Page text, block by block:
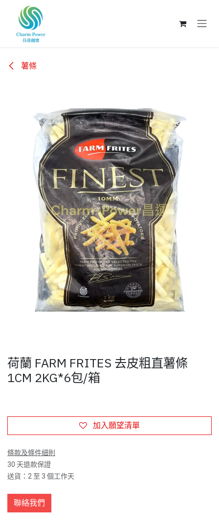
跳至內容
薯條
荷蘭 FARM FRITES 去皮粗直薯條
1CM 2KG*6包/箱
加入願望清單
條款及條件細則
30 天退款保證
送貨：2 至 3 個工作天
聯絡我們